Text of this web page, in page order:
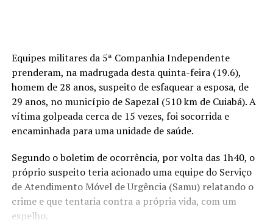
Equipes militares da 5ª Companhia Independente
prenderam, na madrugada desta quinta-feira (19.6),
homem de 28 anos, suspeito de esfaquear a esposa, de
29 anos, no município de Sapezal (510 km de Cuiabá). A
vítima golpeada cerca de 15 vezes, foi socorrida e
encaminhada para uma unidade de saúde.
Segundo o boletim de ocorrência, por volta das 1h40, o
próprio suspeito teria acionado uma equipe do Serviço
de Atendimento Móvel de Urgência (Samu) relatando o
crime e que tentaria contra a própria vida, com um
espelho.